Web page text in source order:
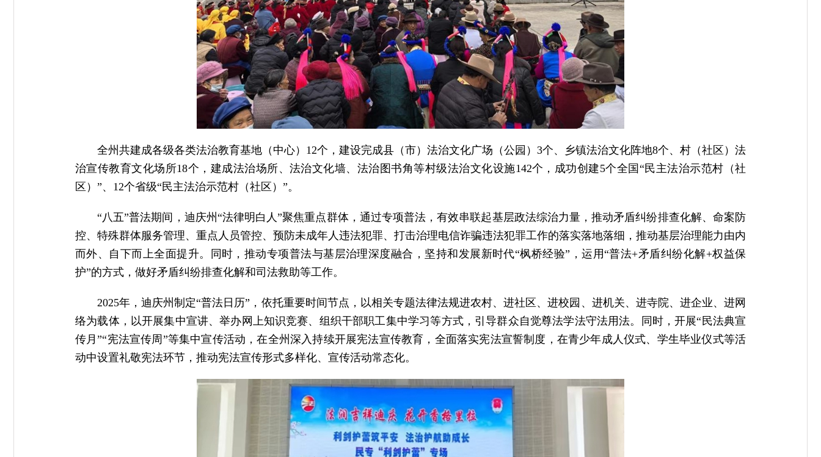
全州共建成各级各类法治教育基地（中心）12个，建设完成县（市）法治文化广场（公园）3个、乡镇法治文化阵地8个、村（社区）法
治宣传教育文化场所18个，建成法治场所、法治文化墙、法治图书角等村级法治文化设施142个，成功创建5个全国“民主法治示范村（社
区）”、12个省级“民主法治示范村（社区）”。
“八五”普法期间，迪庆州“法律明白人”聚焦重点群体，通过专项普法，有效串联起基层政法综治力量，推动矛盾纠纷排查化解、命案防
控、特殊群体服务管理、重点人员管控、预防未成年人违法犯罪、打击治理电信诈骗违法犯罪工作的落实落地落细，推动基层治理能力由内
而外、自下而上全面提升。同时，推动专项普法与基层治理深度融合，坚持和发展新时代“枫桥经验”，运用“普法+矛盾纠纷化解+权益保
护”的方式，做好矛盾纠纷排查化解和司法救助等工作。
2025年，迪庆州制定“普法日历”，依托重要时间节点，以相关专题法律法规进农村、进社区、进校园、进机关、进寺院、进企业、进网
络为载体，以开展集中宣讲、举办网上知识竞赛、组织干部职工集中学习等方式，引导群众自觉尊法学法守法用法。同时，开展“民法典宣
传月”“宪法宣传周”等集中宣传活动，在全州深入持续开展宪法宣传教育，全面落实宪法宣誓制度，在青少年成人仪式、学生毕业仪式等活
动中设置礼敬宪法环节，推动宪法宣传形式多样化、宣传活动常态化。